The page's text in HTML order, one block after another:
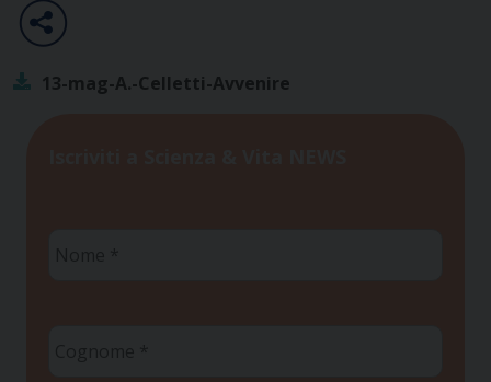
13-mag-A.-Celletti-Avvenire